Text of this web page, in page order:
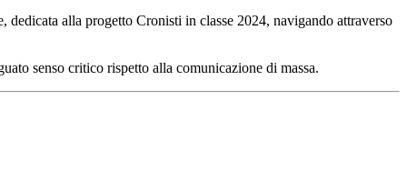
dedicata alla progetto Cronisti in classe 2024, navigando attraverso
senso critico rispetto alla comunicazione di massa.